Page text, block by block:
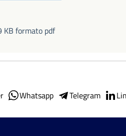
KB formato pdf
Whatsapp Telegram